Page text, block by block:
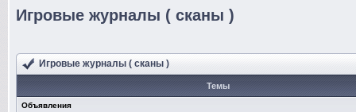
Игровые журналы ( сканы )
Игровые журналы ( сканы )
Темы
Объявления